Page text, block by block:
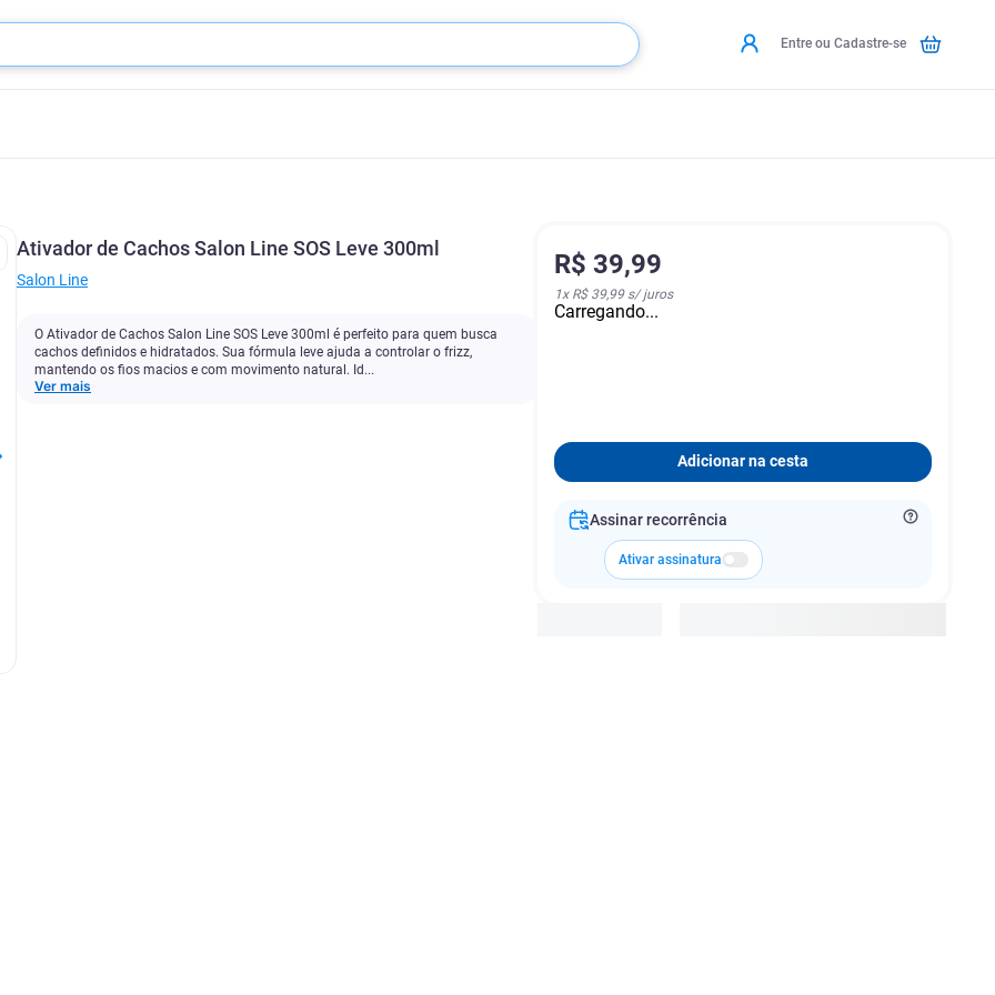
Entre ou Cadastre-se
Ativador de Cachos Salon Line SOS Leve 300ml
Salon Line
O Ativador de Cachos Salon Line SOS Leve 300ml é perfeito para quem busca
cachos definidos e hidratados. Sua fórmula leve ajuda a controlar o frizz,
mantendo os fios macios e com movimento natural. Id...
Ver mais
R$ 39,99
1x R$ 39,99s/ juros
Carregando...
Adicionar na cesta
Assinar recorrência
Ativar assinatura